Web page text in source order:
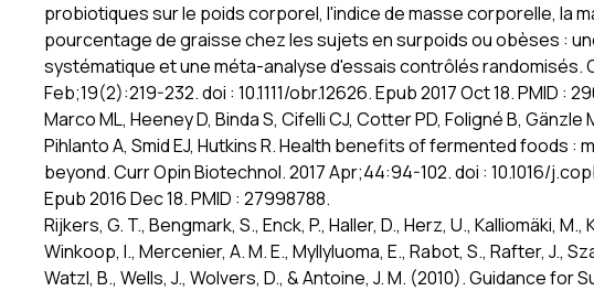
probiotiques sur le poids corporel, l'indice de masse corporelle, la
pourcentage de graisse chez les sujets en surpoids ou obèses :
systématique et une méta-analyse d'essais contrôlés randomisés.
Feb;19(2):219-232. doi : 10.1111/obr.12626. Epub 2017 Oct 18. PMID :
Marco ML, Heeney D, Binda S, Cifelli CJ, Cotter PD, Foligné B, Gänzle
Pihlanto A, Smid EJ, Hutkins R. Health benefits of fermented foods :
beyond. Curr Opin Biotechnol. 2017 Apr;44:94-102. doi : 10.1016/
Epub 2016 Dec 18. PMID : 27998788.
Rijkers, G. T., Bengmark, S., Enck, P., Haller, D., Herz, U., Kalliomäki, M.,
Winkoop, I., Mercenier, A. M. E., Myllyluoma, E., Rabot, S., Rafter, J.,
Watzl, B., Wells, J., Wolvers, D., & Antoine, J. M. (2010). Guidance for